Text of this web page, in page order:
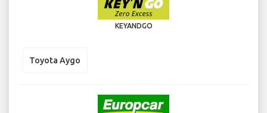
KEYANDGO
Toyota Aygo